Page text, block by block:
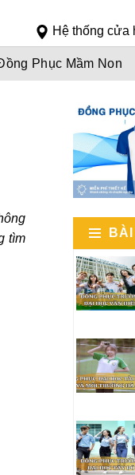
Hệ thống cửa
Phục Mầm Non
tìm